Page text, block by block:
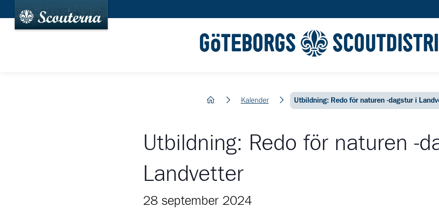
GÖTEBORGS
hem Kalender Utbildning: Redo för naturen -dagstur i
Utbildning: Redo för naturen -
Landvetter
28 september 2024